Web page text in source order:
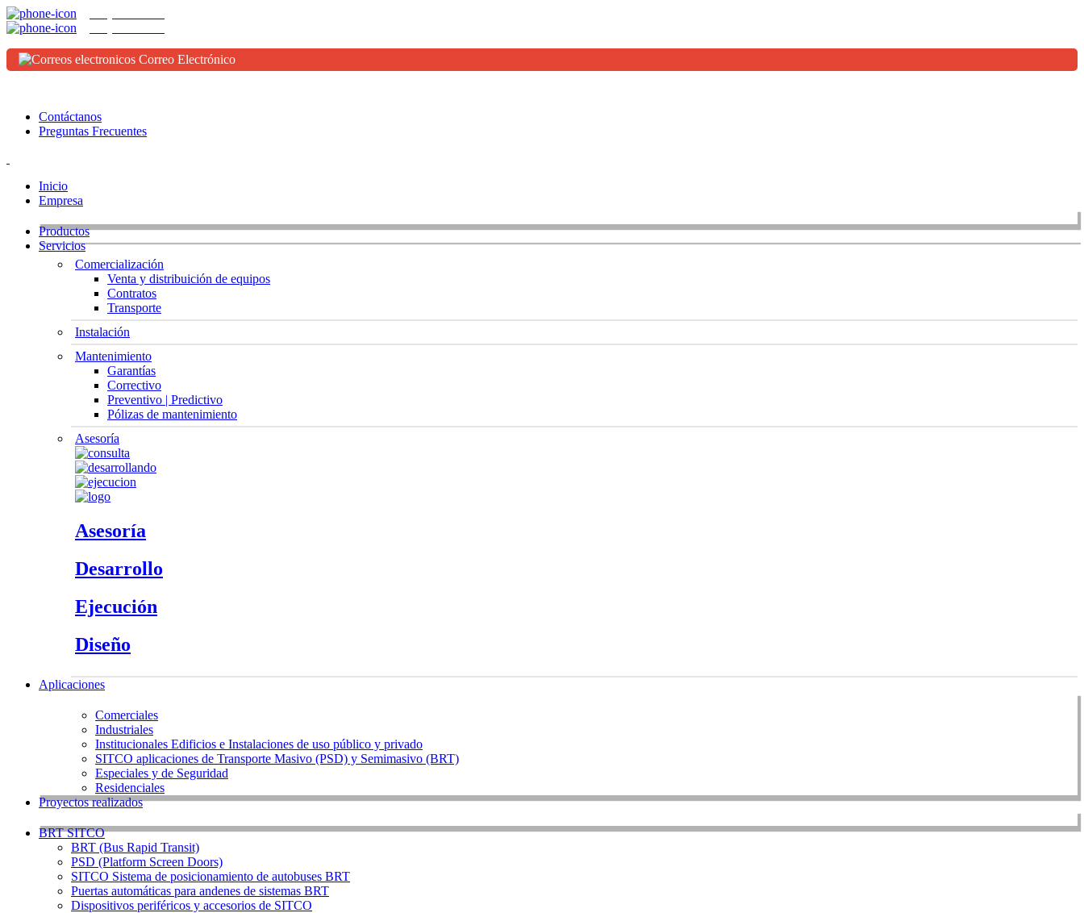
Correo Electrónico
Contáctanos
Preguntas Frecuentes
Inicio
Empresa
Productos
Servicios
Comercialización
Venta y distribuición de equipos
Contratos
Transporte
Instalación
Mantenimiento
Garantías
Correctivo
Preventivo | Predictivo
Pólizas de mantenimiento
Asesoría
Asesoría
Desarrollo
Ejecución
Diseño
Aplicaciones
Comerciales
Industriales
Institucionales Edificios e Instalaciones de uso público y privado
SITCO aplicaciones de Transporte Masivo (PSD) y Semimasivo (BRT)
Especiales y de Seguridad
Residenciales
Proyectos realizados
BRT SITCO
BRT (Bus Rapid Transit)
PSD (Platform Screen Doors)
SITCO Sistema de posicionamiento de autobuses BRT
Puertas automáticas para andenes de sistemas BRT
Dispositivos periféricos y accesorios de SITCO